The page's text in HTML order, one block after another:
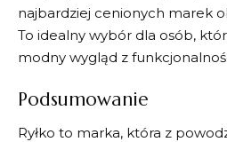
najbardziej cenionych marek
To idealny wybór dla osób,
modny wygląd z
Podsumowanie
Ryłko to marka, która z